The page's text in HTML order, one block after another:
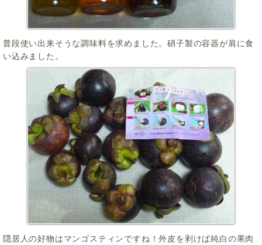
普段使い出来そうな調味料を求めました。硝子製の容器が肩に食
い込みました。
隠居人の好物はマンゴスティンですね！外皮を剥けば純白の果肉